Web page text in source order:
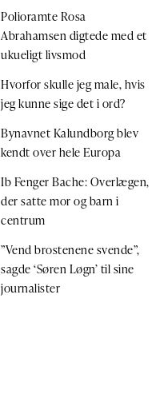
Polioramte Rosa
Abrahamsen digtede med et
ukueligt livsmod
Hvorfor skulle jeg male, hvis
jeg kunne sige det i ord?
Bynavnet Kalundborg blev
kendt over hele Europa
Ib Fenger Bache: Overlægen,
der satte mor og barn i
centrum
”Vend brostenene svende”,
sagde ‘Søren Løgn’ til sine
journalister